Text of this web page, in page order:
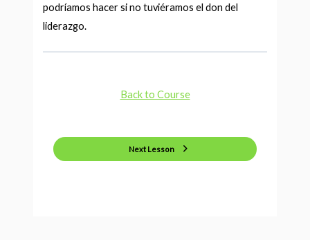
podríamos hacer si no tuviéramos el don del
liderazgo.
Back to Course
Next Lesson